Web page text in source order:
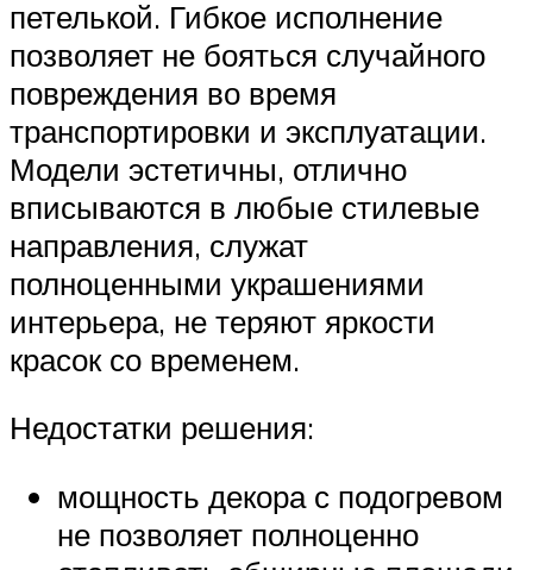
петелькой. Гибкое исполнение
позволяет не бояться случайного
повреждения во время
транспортировки и эксплуатации.
Модели эстетичны, отлично
вписываются в любые стилевые
направления, служат
полноценными украшениями
интерьера, не теряют яркости
красок со временем.
Недостатки решения:
мощность декора с подогревом
не позволяет полноценно